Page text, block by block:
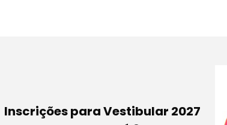
Inscrições para Vestibular 2027